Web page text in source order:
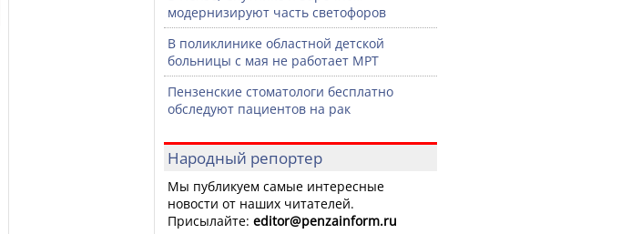
модернизируют часть светофоров
В поликлинике областной детской
больницы с мая не работает МРТ
Пензенские стоматологи бесплатно
обследуют пациентов на рак
Народный репортер
Мы публикуем самые интересные
новости от наших читателей.
Присылайте: editor@penzainform.ru